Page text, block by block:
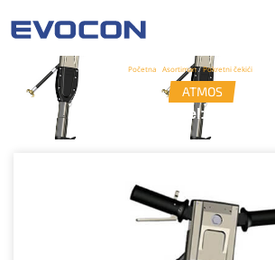
Početna/ Asortiman/Pokretni čekići/ BB32
ATMOS
Model: BB32